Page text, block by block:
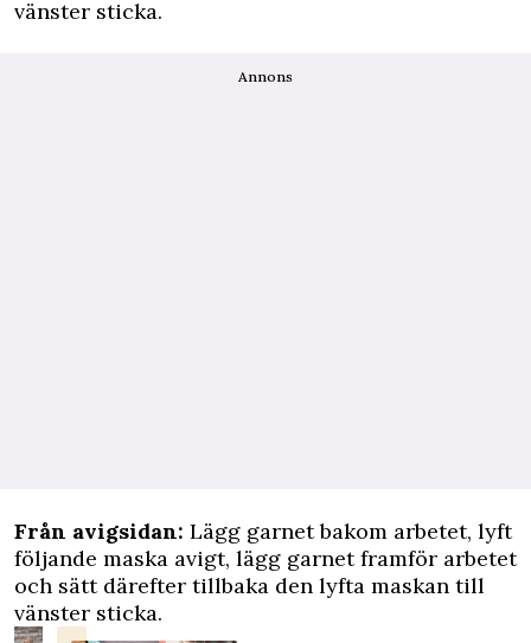
vänster sticka.
Annons
Från avigsidan: Lägg garnet bakom arbetet, lyft
följande maska avigt, lägg garnet framför arbetet
och sätt därefter tillbaka den lyfta maskan till
vänster sticka.